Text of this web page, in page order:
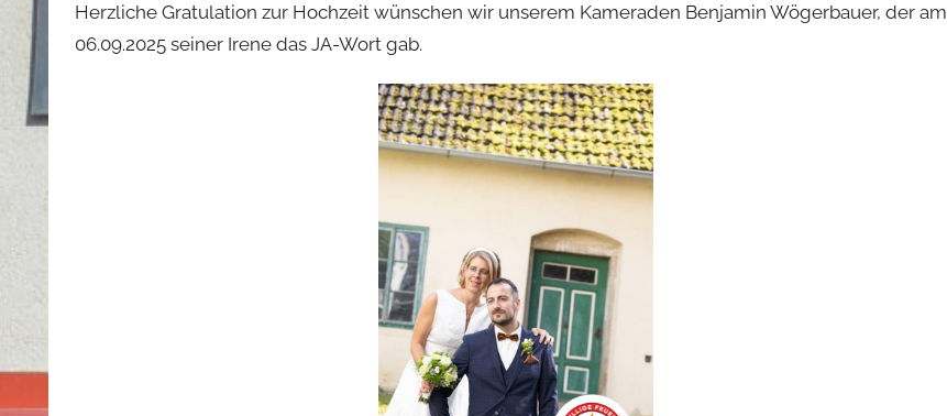
Herzliche Gratulation zur Hochzeit wünschen wir unserem Kameraden Benjamin Wögerbauer, der am
06.09.2025 seiner Irene das JA-Wort gab.